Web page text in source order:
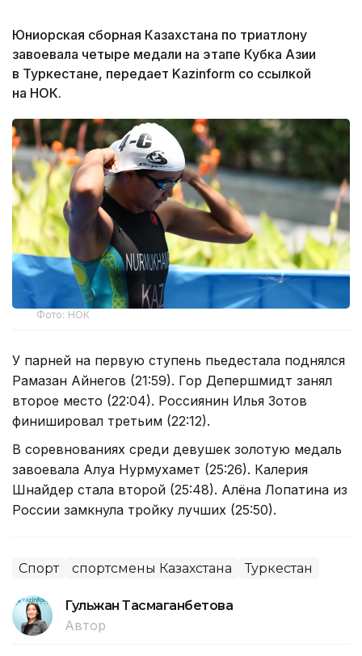
Юниорская сборная Казахстана по триатлону
завоевала четыре медали на этапе Кубка Азии
в Туркестане, передает Kazinform со ссылкой
на НОК.
Фото: НОК
У парней на первую ступень пьедестала поднялся
Рамазан Айнегов (21:59). Гор Депершмидт занял
второе место (22:04). Россиянин Илья Зотов
финишировал третьим (22:12).
В соревнованиях среди девушек золотую медаль
завоевала Алуа Нурмухамет (25:26). Калерия
Шнайдер стала второй (25:48). Алёна Лопатина из
России замкнула тройку лучших (25:50).
Спорт спортсмены Казахстана Туркестан
Гульжан Тасмаганбетова
Автор